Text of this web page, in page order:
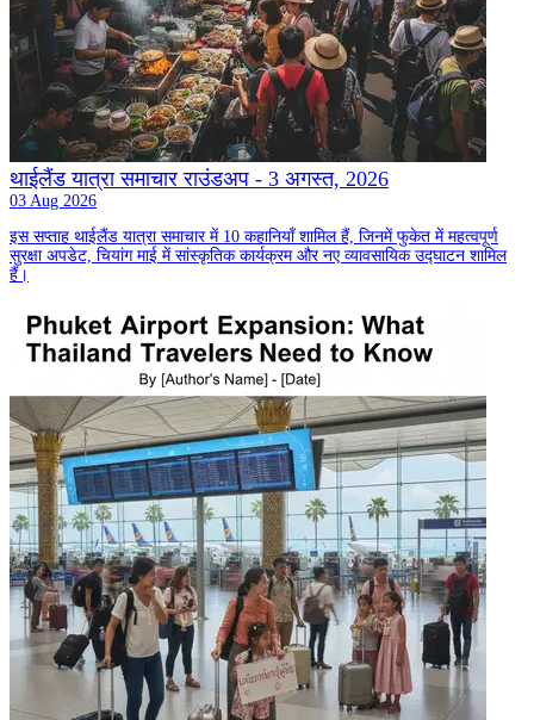
थाईलैंड यात्रा समाचार राउंडअप - 3 अगस्त, 2026
03 Aug 2026
इस सप्ताह थाईलैंड यात्रा समाचार में 10 कहानियाँ शामिल हैं, जिनमें फुकेत में महत्वपूर्ण
सुरक्षा अपडेट, चियांग माई में सांस्कृतिक कार्यक्रम और नए व्यावसायिक उद्घाटन शामिल
हैं।